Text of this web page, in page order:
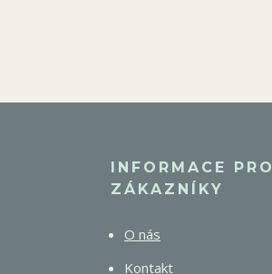
INFORMACE PRO
ZÁKAZNÍKY
O nás
Kontakt